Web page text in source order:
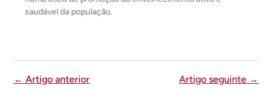
saudável da população.
← Artigo anterior Artigo seguinte →